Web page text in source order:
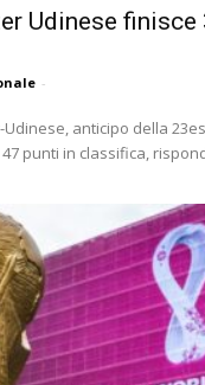
Udinese
-
Udinese, anticipo della
punti in classifica,